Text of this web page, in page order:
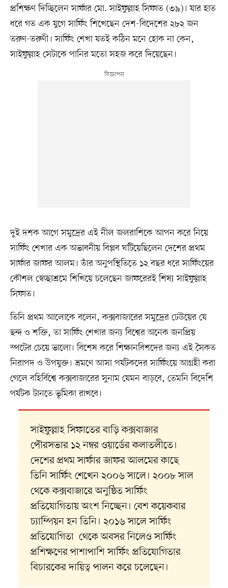
প্রশিক্ষণ দিচ্ছিলেন সার্ফার মো. সাইফুল্লাহ সিফাত (৩৯)। যার হাত
ধরে গত এক যুগে সার্ফিং শিখেছেন দেশ-বিদেশের ২৮২ জন
তরুণ-তরুণী। সার্ফিং শেখা যতই কঠিন মনে হোক না কেন,
সাইফুল্লাহ সেটাকে পানির মতো সহজ করে দিয়েছেন।
দুই দশক আগে সমুদ্রের এই নীল জলরাশিকে আপন করে নিয়ে
সার্ফিং শেখার এক অভাবনীয় বিপ্লব ঘটিয়েছিলেন দেশের প্রথম
সার্ফার জাফর আলম। তাঁর অনুপস্থিতিতে ১২ বছর ধরে সার্ফিংয়ের
কৌশল স্বেচ্ছাশ্রমে শিখিয়ে চলেছেন জাফরেরই শিষ্য সাইফুল্লাহ
সিফাত।
তিনি প্রথম আলোকে বলেন, কক্সবাজারের সমুদ্রের ঢেউয়ের যে
ছন্দ ও শক্তি, তা সার্ফিং শেখার জন্য বিশ্বের অনেক জনপ্রিয়
স্পটের চেয়ে ভালো। বিশেষ করে শিক্ষানবিশদের জন্য এই সৈকত
নিরাপদ ও উপযুক্ত। ভ্রমণে আসা পর্যটকদের সার্ফিংয়ে আগ্রহী করা
গেলে বহির্বিশ্বে কক্সবাজারের সুনাম যেমন বাড়বে, তেমনি বিদেশি
পর্যটক টানতে ভূমিকা রাখবে।
সাইফুল্লাহ সিফাতের বাড়ি কক্সবাজার
পৌরসভার ১২ নম্বর ওয়ার্ডের কলাতলীতে।
দেশের প্রথম সার্ফার জাফর আলমের কাছে
তিনি সার্ফিং শেখেন ২০০৬ সালে। ২০০৮ সাল
থেকে কক্সবাজারে অনুষ্ঠিত সার্ফিং
প্রতিযোগিতায় অংশ নিচ্ছেন। বেশ কয়েকবার
চ্যাম্পিয়ন হন তিনি। ২০১৬ সালে সার্ফিং
প্রতিযোগিতা থেকে অবসর নিলেও সার্ফিং
প্রশিক্ষণের পাশাপাশি সার্ফিং প্রতিযোগিতার
বিচারকের দায়িত্ব পালন করে চলেছেন।